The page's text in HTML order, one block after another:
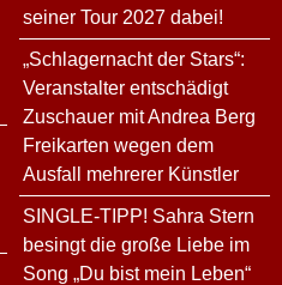
seiner Tour 2027 dabei!
„Schlagernacht der Stars“:
Veranstalter entschädigt
Zuschauer mit Andrea Berg
Freikarten wegen dem
Ausfall mehrerer Künstler
SINGLE-TIPP! Sahra Stern
besingt die große Liebe im
Song „Du bist mein Leben“